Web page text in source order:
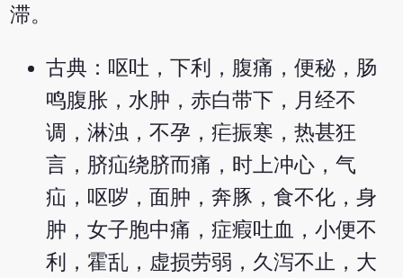
滞。
古典：呕吐，下利，腹痛，便秘，肠
鸣腹胀，水肿，赤白带下，月经不
调，淋浊，不孕，疟振寒，热甚狂
言，脐疝绕脐而痛，时上冲心，气
疝，呕哕，面肿，奔豚，食不化，身
肿，女子胞中痛，症瘕吐血，小便不
利，霍乱，虚损劳弱，久泻不止，大